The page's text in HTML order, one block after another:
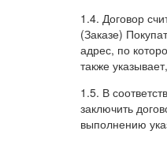
1.4. Договор
(Заказе)
адрес, по
также
1.5. В
заключить
выполнению